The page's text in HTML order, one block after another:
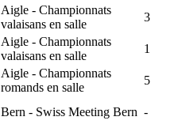
Aigle - Championnats
valaisans en salle
3
Aigle - Championnats
valaisans en salle
1
Aigle - Championnats
romands en salle
5
Bern - Swiss Meeting Bern -